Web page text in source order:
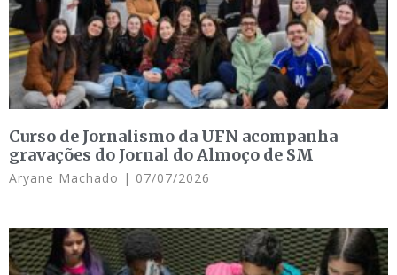
Curso de Jornalismo da UFN acompanha
gravações do Jornal do Almoço de SM
Aryane Machado 07/07/2026